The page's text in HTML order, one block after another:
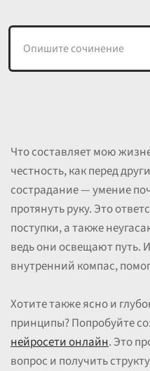
Что составляет мою
честность, как перед
сострадание — умение
протянуть руку. Это
поступки, а также
ведь они освещают путь.
внутренний компас,
Хотите также ясно и
принципы? Попробуйте
нейросети онлайн. Это
вопрос и получить